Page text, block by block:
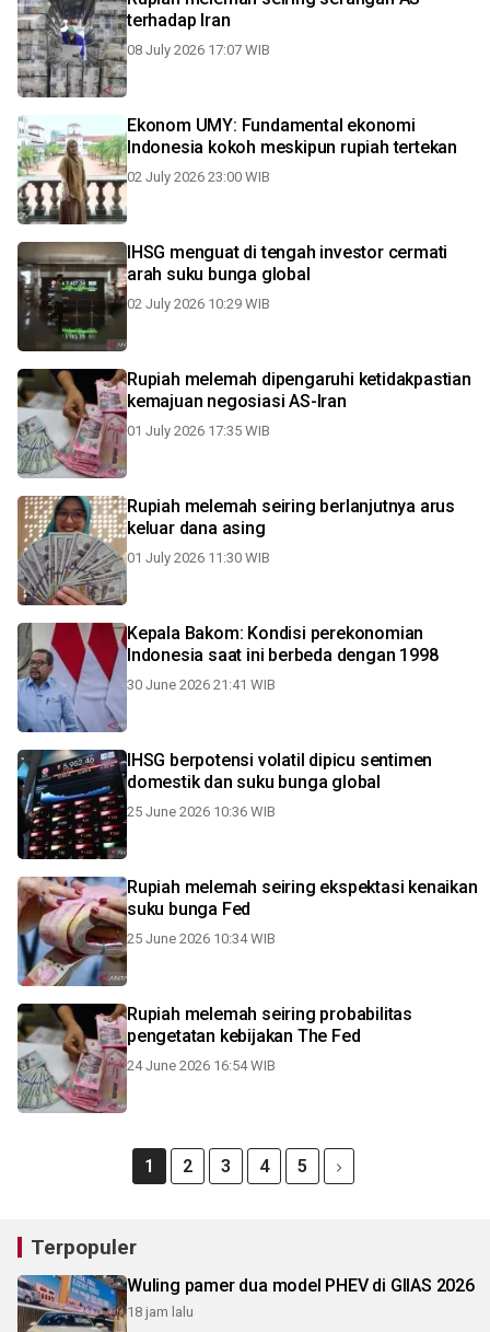
terhadap Iran
08 July 2026 17:07 WIB
Ekonom UMY: Fundamental ekonomi
Indonesia kokoh meskipun rupiah tertekan
02 July 2026 23:00 WIB
IHSG menguat di tengah investor cermati
arah suku bunga global
02 July 2026 10:29 WIB
Rupiah melemah dipengaruhi ketidakpastian
kemajuan negosiasi AS-Iran
01 July 2026 17:35 WIB
Rupiah melemah seiring berlanjutnya arus
keluar dana asing
01 July 2026 11:30 WIB
Kepala Bakom: Kondisi perekonomian
Indonesia saat ini berbeda dengan 1998
30 June 2026 21:41 WIB
IHSG berpotensi volatil dipicu sentimen
domestik dan suku bunga global
25 June 2026 10:36 WIB
Rupiah melemah seiring ekspektasi kenaikan
suku bunga Fed
25 June 2026 10:34 WIB
Rupiah melemah seiring probabilitas
pengetatan kebijakan The Fed
24 June 2026 16:54 WIB
1 2 3 4 5
Terpopuler
Wuling pamer dua model PHEV di GIIAS 2026
18 jam lalu